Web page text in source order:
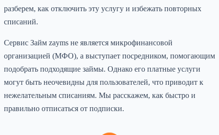
разберем, как отключить эту услугу и избежать повторных
списаний.
Сервис Займ zayms не является микрофинансовой
организацией (МФО), а выступает посредником, помогающим
подобрать подходящие займы. Однако его платные услуги
могут быть неочевидны для пользователей, что приводит к
нежелательным списаниям. Мы расскажем, как быстро и
правильно отписаться от подписки.